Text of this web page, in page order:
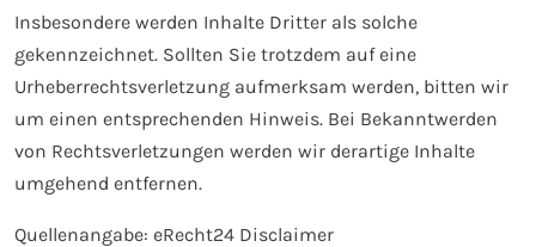
Insbesondere werden Inhalte Dritter als solche
gekennzeichnet. Sollten Sie trotzdem auf eine
Urheberrechtsverletzung aufmerksam werden, bitten wir
um einen entsprechenden Hinweis. Bei Bekanntwerden
von Rechtsverletzungen werden wir derartige Inhalte
umgehend entfernen.
Quellenangabe: eRecht24 Disclaimer